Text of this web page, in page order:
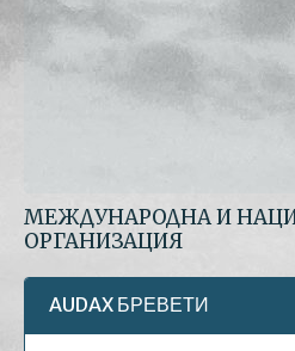
МЕЖДУНАРОДНА И
ОРГАНИЗАЦИЯ
AUDAX БРЕВЕТИ